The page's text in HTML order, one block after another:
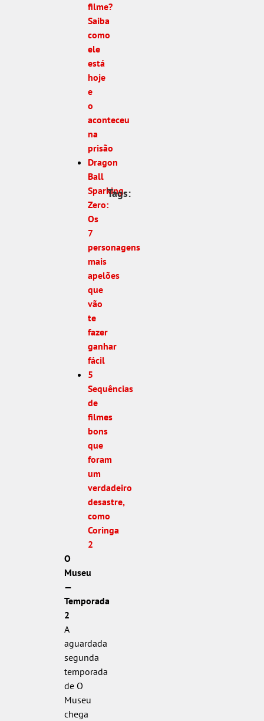
filme?
Saiba
como
ele
está
hoje
e
o
aconteceu
na
prisão
Dragon
Ball
Sparking
Zero:
Os
7
personagens
mais
apelões
que
vão
te
fazer
ganhar
fácil
5
Sequências
de
filmes
bons
que
foram
um
verdadeiro
desastre,
como
Coringa
2
O
Museu
—
Temporada
2
A
aguardada
segunda
temporada
de O
Museu
chega
Tags: